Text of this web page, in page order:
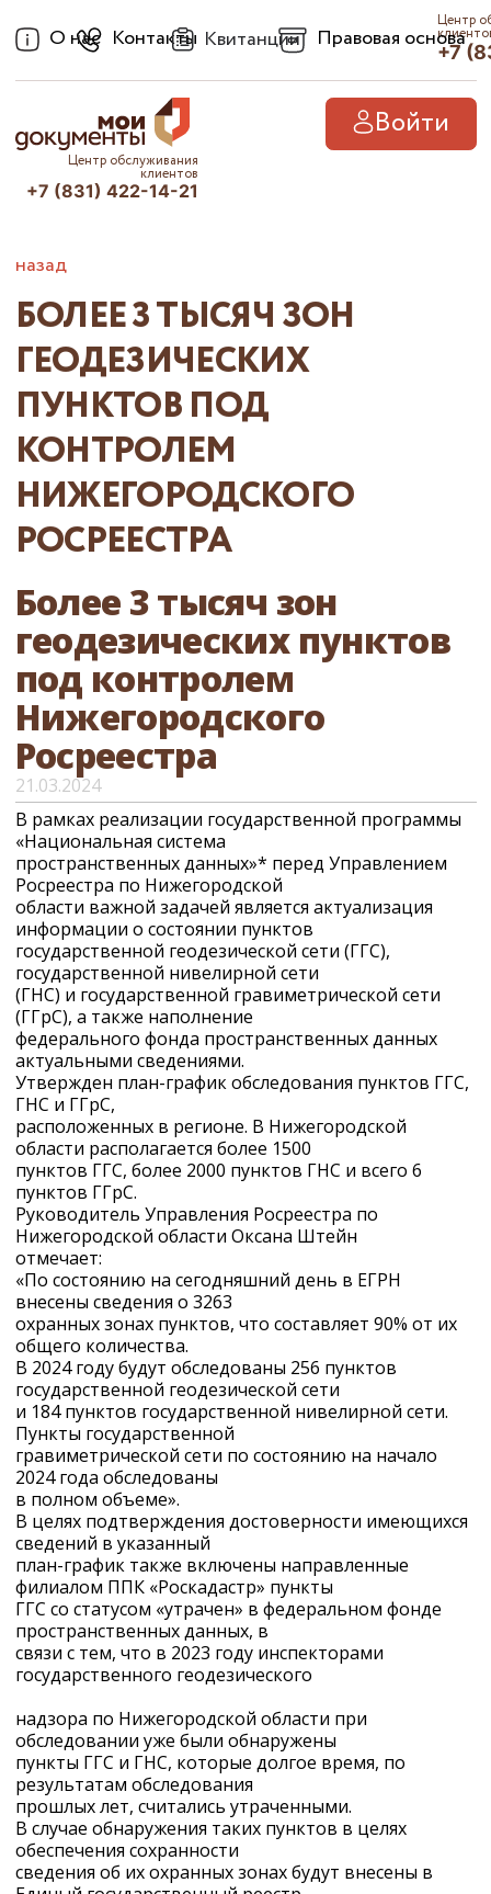
О нас Контакты Квитанции Правовая основа
Центр
+7
Войти
Центр обслуживания
клиентов
+7 (831) 422-14-21
назад
БОЛЕЕ 3 ТЫСЯЧ ЗОН
ГЕОДЕЗИЧЕСКИХ
ПУНКТОВ ПОД
КОНТРОЛЕМ
НИЖЕГОРОДСКОГО
РОСРЕЕСТРА
Более 3 тысяч зон
геодезических пунктов
под контролем
Нижегородского
Росреестра
21.03.2024
В рамках реализации государственной программы
«Национальная система
пространственных данных»* перед Управлением
Росреестра по Нижегородской
области важной задачей является актуализация
информации о состоянии пунктов
государственной геодезической сети (ГГС),
государственной нивелирной сети
(ГНС) и государственной гравиметрической сети
(ГГрС), а также наполнение
федерального фонда пространственных данных
актуальными сведениями.
Утвержден план-график обследования пунктов ГГС,
ГНС и ГГрС,
расположенных в регионе. В Нижегородской
области располагается более 1500
пунктов ГГС, более 2000 пунктов ГНС и всего 6
пунктов ГГрС.
Руководитель Управления Росреестра по
Нижегородской области Оксана Штейн
отмечает:
«По состоянию на сегодняшний день в ЕГРН
внесены сведения о 3263
охранных зонах пунктов, что составляет 90% от их
общего количества.
В 2024 году будут обследованы 256 пунктов
государственной геодезической сети
и 184 пунктов государственной нивелирной сети.
Пункты государственной
гравиметрической сети по состоянию на начало
2024 года обследованы
в полном объеме».
В целях подтверждения достоверности имеющихся
сведений в указанный
план-график также включены направленные
филиалом ППК «Роскадастр» пункты
ГГС со статусом «утрачен» в федеральном фонде
пространственных данных, в
связи с тем, что в 2023 году инспекторами
государственного геодезического
надзора по Нижегородской области при
обследовании уже были обнаружены
пункты ГГС и ГНС, которые долгое время, по
результатам обследования
прошлых лет, считались утраченными.
В случае обнаружения таких пунктов в целях
обеспечения сохранности
сведения об их охранных зонах будут внесены в